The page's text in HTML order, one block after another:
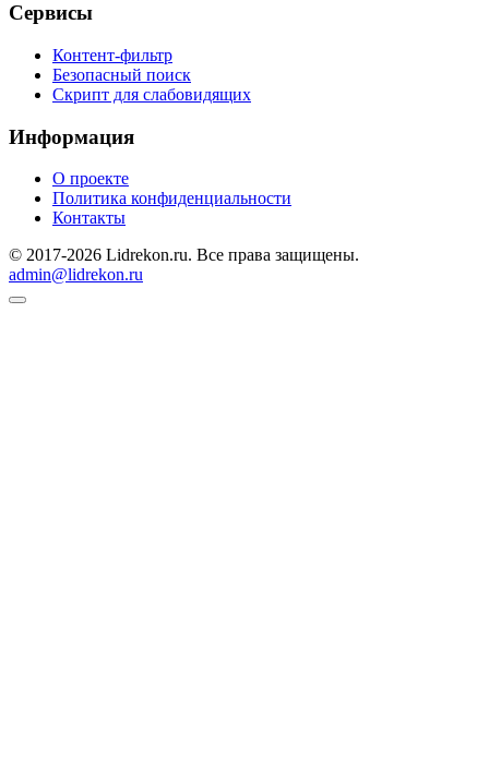
Сервисы
Контент-фильтр
Безопасный поиск
Скрипт для слабовидящих
Информация
О проекте
Политика конфиденциальности
Контакты
© 2017-2026 Lidrekon.ru. Все права защищены.
admin@lidrekon.ru